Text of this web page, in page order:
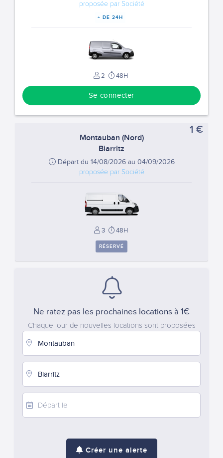
proposée par Société
+ DE 24H
2 48H
Se connecter
Montauban (Nord)
Biarritz
Départ du 14/08/2026 au 04/09/2026
proposée par Société
3 48H
1 €
RÉSERVÉ
Ne ratez pas les prochaines locations à 1€
Chaque jour de nouvelles locations sont proposées
Créer une alerte